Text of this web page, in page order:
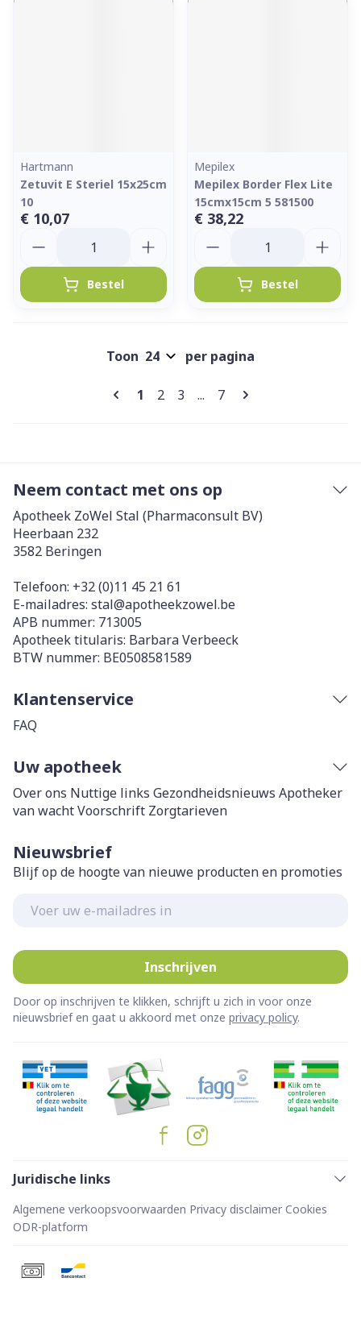
Hartmann
Zetuvit E Steriel 15x25cm
10
€ 10,07
Bestel
Mepilex
Mepilex Border Flex Lite
15cmx15cm 5 581500
€ 38,22
Bestel
Pagina's
U lees momenteel pagina
1 Pagina
2 Pagina
3 ... Pagina
7
Toon per pagina
Neem contact met ons op
Apotheek ZoWel Stal (Pharmaconsult BV)
Heerbaan 232
3582 Beringen
Telefoon: +32 (0)11 45 21 61
E-mailadres: stal@apotheekzowel.be
APB nummer: 713005
Apotheek titularis: Barbara Verbeeck
BTW nummer: BE0508581589
Klantenservice
FAQ
Uw apotheek
Over ons Nuttige links Gezondheidsnieuws Apotheker
van wachtVoorschrift Zorgtarieven
Nieuwsbrief
Blijf op de hoogte van nieuwe producten en promoties
Inschrijven
Door op inschrijven te klikken, schrijft u zich in voor onze
nieuwsbrief en gaat u akkoord met onze privacy policy.
Juridische links
Algemene verkoopsvoorwaarden Privacy disclaimer Cookies
ODR-platform